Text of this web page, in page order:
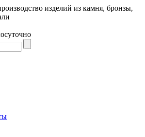
изделий из камня, бронзы,